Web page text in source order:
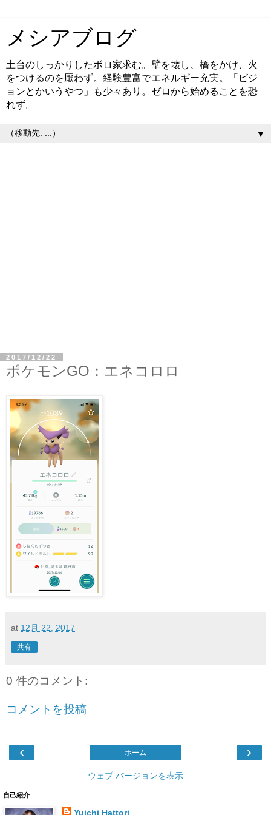
メシアブログ
土台のしっかりしたボロ家求む。壁を壊し、橋をかけ、火
をつけるのを厭わず。経験豊富でエネルギー充実。「ビジ
ョンとかいうやつ」も少々あり。ゼロから始めることを恐
れず。
▼
2017/12/22
ポケモンGO：エネコロロ
at 12月 22, 2017
共有
0 件のコメント:
コメントを投稿
‹ ›
ホーム
ウェブ バージョンを表示
自己紹介
Yuichi Hattori